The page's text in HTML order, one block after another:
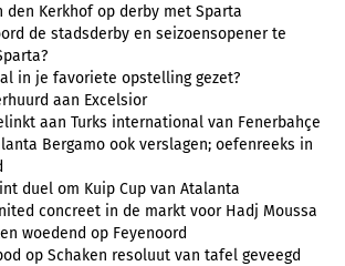
den Kerkhof op derby met Sparta
de stadsderby en seizoensopener te
in je favoriete opstelling gezet?
aan Excelsior
aan Turks international van Fenerbahçe
Bergamo ook verslagen; oefenreeks in
duel om Kuip Cup van Atalanta
concreet in de markt voor Hadj Moussa
woedend op Feyenoord
op Schaken resoluut van tafel geveegd